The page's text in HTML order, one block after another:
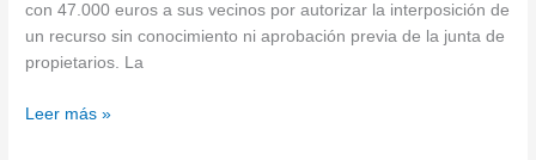
con 47.000 euros a sus vecinos por autorizar la interposición de
un recurso sin conocimiento ni aprobación previa de la junta de
propietarios. La
autorización
de
sus
Leer más »